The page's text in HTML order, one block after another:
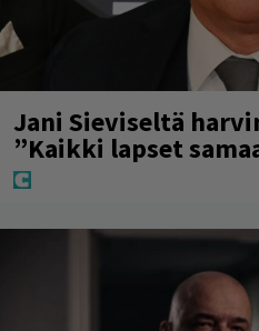
Jani Sieviseltä
”Kaikki lapset